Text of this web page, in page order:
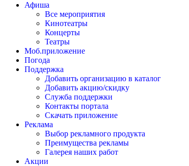
Афиша
Все мероприятия
Кинотеатры
Концерты
Театры
Моб.приложение
Погода
Поддержка
Добавить организацию в каталог
Добавить акцию/скидку
Служба поддержки
Контакты портала
Скачать приложение
Реклама
Выбор рекламного продукта
Преимущества рекламы
Галерея наших работ
Акции